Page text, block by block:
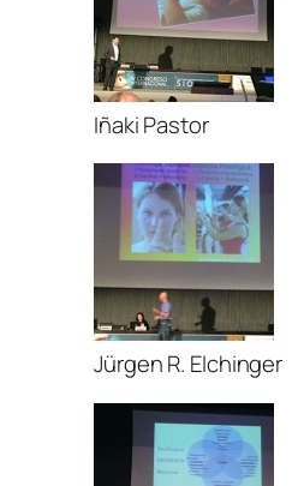
Iñaki Pastor
Jürgen R. Elchinger